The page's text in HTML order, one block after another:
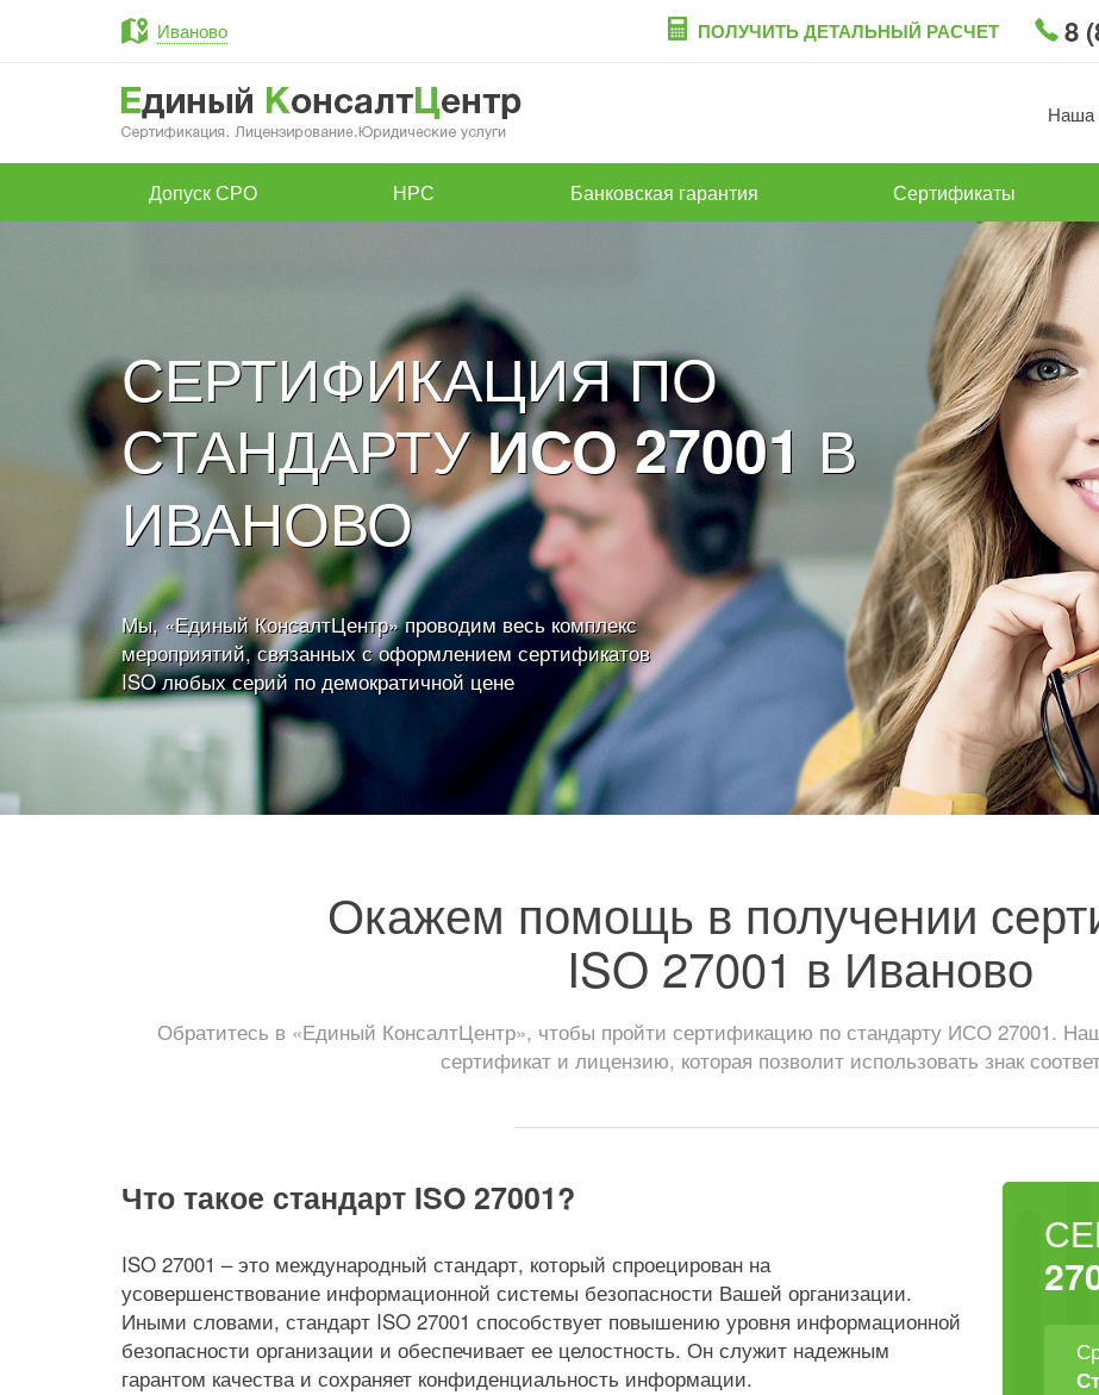
Иваново ПОЛУЧИТЬ ДЕТАЛЬНЫЙ РАСЧЕТ 8
Наша
Допуск СРО НРС Банковская гарантия Сертификаты
СЕРТИФИКАЦИЯ ПО
СТАНДАРТУИСО 27001 В
ИВАНОВО
Мы, «Единый КонсалтЦентр» проводим весь комплекс
мероприятий, связанных с оформлением сертификатов
ISO любых серий по демократичной цене
Окажем помощь в получении
ISO 27001 в Иваново
Обратитесь в «Единый КонсалтЦентр», чтобы пройти сертификацию по стандарту ИСО 27001.
сертификат и лицензию, которая позволит использовать знак
Что такое стандарт ISO 27001?
ISO 27001 – это международный стандарт, который спроецирован на
усовершенствование информационной системы безопасности Вашей организации.
Иными словами, стандарт ISO 27001 способствует повышению уровня информационной
безопасности организации и обеспечивает ее целостность. Он служит надежным
гарантом качества и сохраняет конфиденциальность информации.